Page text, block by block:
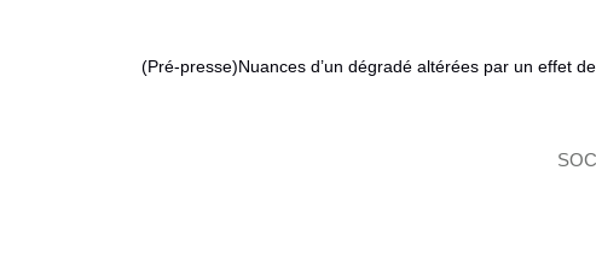
(Pré-presse)Nuances d’un dégradé altérées par un effet